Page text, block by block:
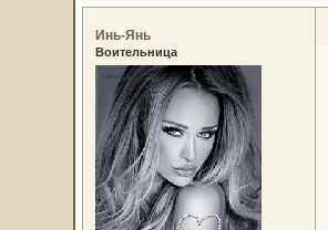
Инь-Янь
Воительница